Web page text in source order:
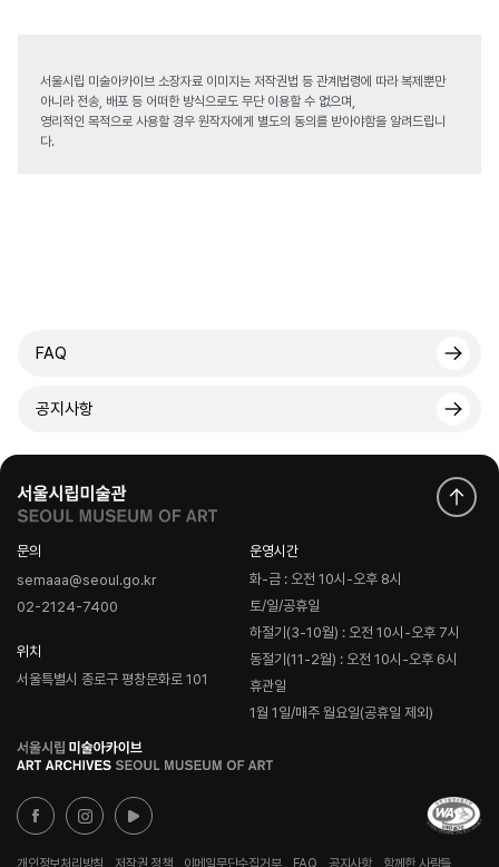
서울시립 미술아카이브 소장자료 이미지는 저작권법 등 관계법령에 따라 복제뿐만
아니라 전송, 배포 등 어떠한 방식으로도 무단 이용할 수 없으며,
영리적인 목적으로 사용할 경우 원작자에게 별도의 동의를 받아야함을 알려드립니
다.
FAQ
공지사항
문의
semaaa@seoul.go.kr
02-2124-7400
위치
서울특별시 종로구 평창문화로 101
운영시간
화-금 : 오전 10시-오후 8시
토/일/공휴일
하절기(3-10월) : 오전 10시-오후 7시
동절기(11-2월) : 오전 10시-오후 6시
휴관일
1월 1일/매주 월요일(공휴일 제외)
로
고
개인정보처리방침 저작권 정책 이메일무단수집거부 FAQ 공지사항 함께한 사람들